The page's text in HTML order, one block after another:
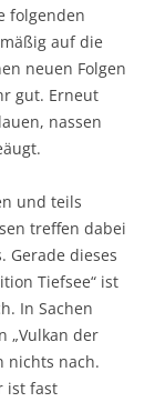
folgenden
auf die
neuen Folgen
gut. Erneut
nassen
und teils
treffen dabei
Gerade dieses
Tiefsee“ ist
In Sachen
„Vulkan der
nichts nach.
ist fast